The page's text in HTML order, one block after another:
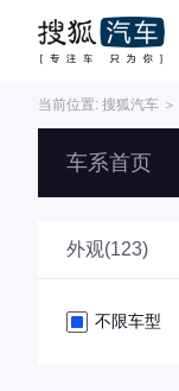
当前位置: 搜狐汽车 ＞
车系首页
外观(123)
不限车型